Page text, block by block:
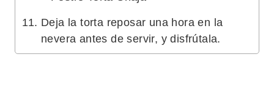
Deja la torta reposar una hora en la
nevera antes de servir, y disfrútala.